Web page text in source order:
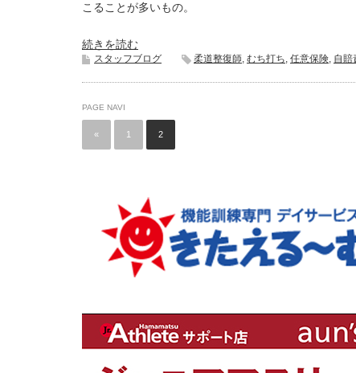
こることが多いもの。
続きを読む
スタッフブログ 柔道整復師, むち打ち, 任意保険, 自賠
PAGE NAVI
« 1 2